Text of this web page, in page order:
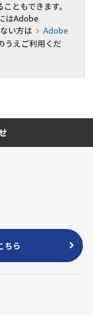
ともできます。
はAdobe
い方は
Adobe
うえご利用くだ
ちら